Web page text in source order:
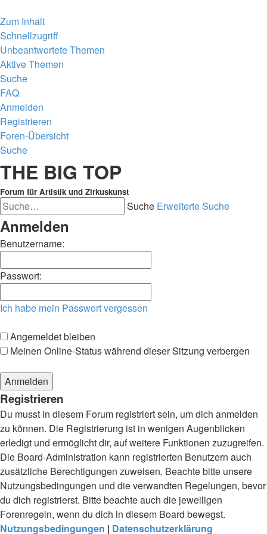
Zum Inhalt
Schnellzugriff
Unbeantwortete Themen
Aktive Themen
Suche
FAQ
Anmelden
Registrieren
Foren-Übersicht
Suche
THE BIG TOP
Forum für Artistik und Zirkuskunst
Suche Erweiterte Suche
Anmelden
Benutzername:
Passwort:
Ich habe mein Passwort vergessen
Angemeldet bleiben
Meinen Online-Status während dieser Sitzung verbergen
Registrieren
Du musst in diesem Forum registriert sein, um dich anmelden
zu können. Die Registrierung ist in wenigen Augenblicken
erledigt und ermöglicht dir, auf weitere Funktionen zuzugreifen.
Die Board-Administration kann registrierten Benutzern auch
zusätzliche Berechtigungen zuweisen. Beachte bitte unsere
Nutzungsbedingungen und die verwandten Regelungen, bevor
du dich registrierst. Bitte beachte auch die jeweiligen
Forenregeln, wenn du dich in diesem Board bewegst.
Nutzungsbedingungen | Datenschutzerklärung